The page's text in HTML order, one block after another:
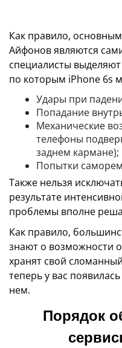
Как правило,
Айфонов являются
специалисты
по которым iPhone 6s
Удары при
Попадание
Механические
телефоны
заднем кармане);
Попытки
Также нельзя
результате
проблемы вполне
Как правило,
знают о возможности
хранят свой
теперь у вас
нем.
Порядок